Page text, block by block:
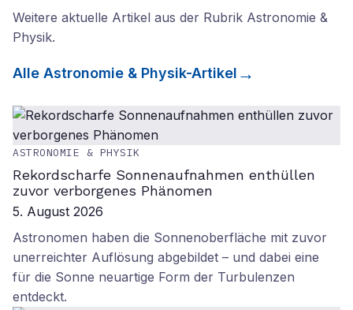
Weitere aktuelle Artikel aus der Rubrik Astronomie &
Physik.
Alle Astronomie & Physik-Artikel
ASTRONOMIE & PHYSIK
Rekordscharfe Sonnenaufnahmen enthüllen
zuvor verborgenes Phänomen
5. August 2026
Astronomen haben die Sonnenoberfläche mit zuvor
unerreichter Auflösung abgebildet – und dabei eine
für die Sonne neuartige Form der Turbulenzen
entdeckt.